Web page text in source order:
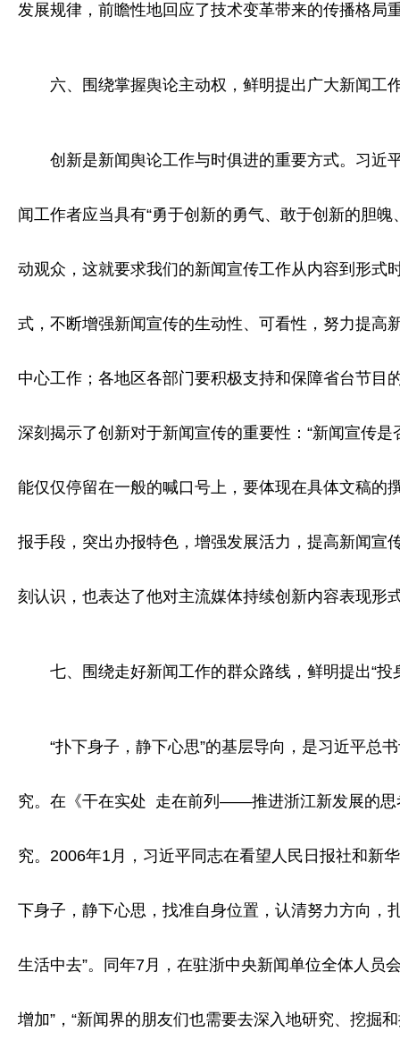
发展规律，前瞻性地回应了技术变革带来的传播格局
六、围绕掌握舆论主动权，鲜明提出广大新闻工
创新是新闻舆论工作与时俱进的重要方式。习近
闻工作者应当具有“勇于创新的勇气、敢于创新的胆
动观众，这就要求我们的新闻宣传工作从内容到形式
式，不断增强新闻宣传的生动性、可看性，努力提高
中心工作；各地区各部门要积极支持和保障省台节目
深刻揭示了创新对于新闻宣传的重要性：“新闻宣传
能仅仅停留在一般的喊口号上，要体现在具体文稿的
报手段，突出办报特色，增强发展活力，提高新闻宣
刻认识，也表达了他对主流媒体持续创新内容表现形
七、围绕走好新闻工作的群众路线，鲜明提出“投
“扑下身子，静下心思”的基层导向，是习近平总书
究。在《干在实处 走在前列——推进浙江新发展的思
究。2006年1月，习近平同志在看望人民日报社和新
下身子，静下心思，找准自身位置，认清努力方向，
生活中去”。同年7月，在驻浙中央新闻单位全体人员
增加”，“新闻界的朋友们也需要去深入地研究、挖掘